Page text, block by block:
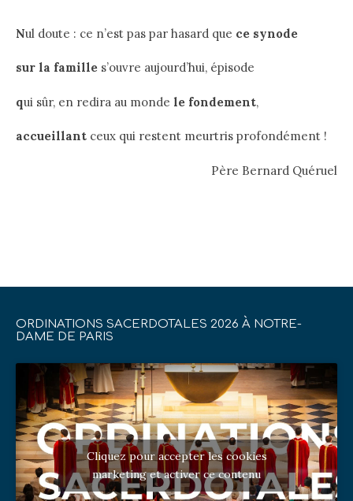
Nul doute : ce n’est pas par hasard que ce synode
sur la famille s’ouvre aujourd’hui, épisode
qui sûr, en redira au monde le fondement,
accueillant ceux qui restent meurtris profondément !
Père Bernard Quéruel
ORDINATIONS SACERDOTALES 2026 À NOTRE-
DAME DE PARIS
Cliquez pour accepter les cookies
marketing et activer ce contenu